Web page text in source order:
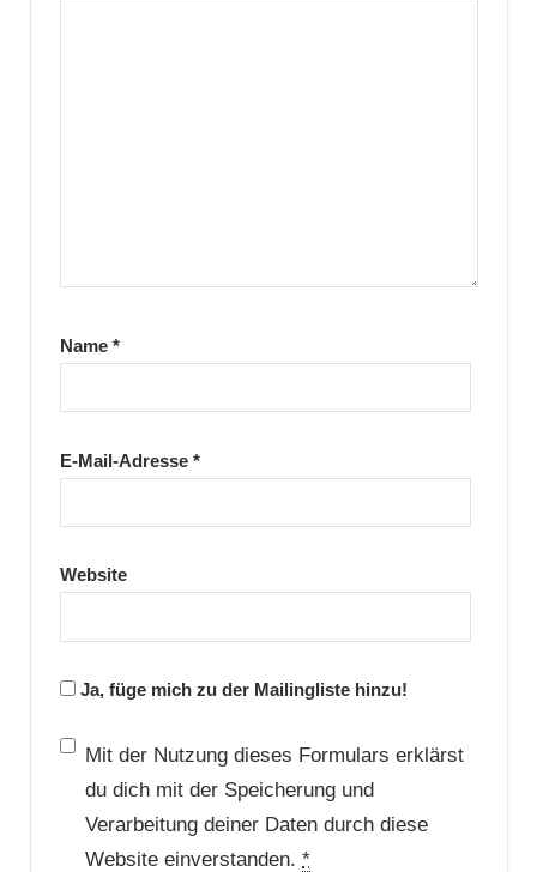
Name *
E-Mail-Adresse *
Website
Ja, füge mich zu der Mailingliste hinzu!
Mit der Nutzung dieses Formulars erklärst
du dich mit der Speicherung und
Verarbeitung deiner Daten durch diese
Website einverstanden. *